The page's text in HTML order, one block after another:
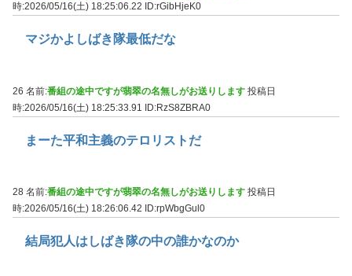
時:2026/05/16(土) 18:25:06.22
ID:rGibHjeK0
マジかよしばき隊最低だな
26 名前:番組の途中ですが翡翠の名無しがお送りします 投稿日
時:2026/05/16(土) 18:25:33.91 ID:RzS8ZBRA0
まーた平和主義のテロリストだ
28 名前:番組の途中ですが翡翠の名無しがお送りします 投稿日
時:2026/05/16(土) 18:26:06.42
ID:rpWbgGul0
結局犯人はしばき隊の中の誰かなのか